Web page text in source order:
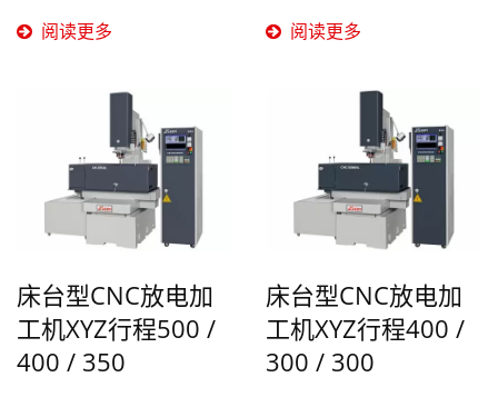
确保了加工精度和切割稳定
杆、SP级线轨、台达电驱
动器与伺服马达确保了机器
在加工过程中的稳定性和精
度。同时，穿线和收线机构
的一致性降低了维护成本。
因为W-640S佣有更大切割
范围，除了一般塑胶与冲压
模具外，还可以加工许多大
型的特殊精密件。
阅读更多
而增加客户厂内的容积率。
利用3D模拟技术对载重后
的变形量进行分析，并根据
结果实施结构上的补强，以
避免载重后的变形影响加工
精度。为了确保加工的定位
精度更加稳定，EB433机台
的3轴均搭配了1μm的光学
尺，以保证加工过程中的精
准度。
阅读更多
床台型CNC放电加
工机XYZ行程500 /
400 / 350
床台型CNC放电加
工机XYZ行程400 /
300 / 300